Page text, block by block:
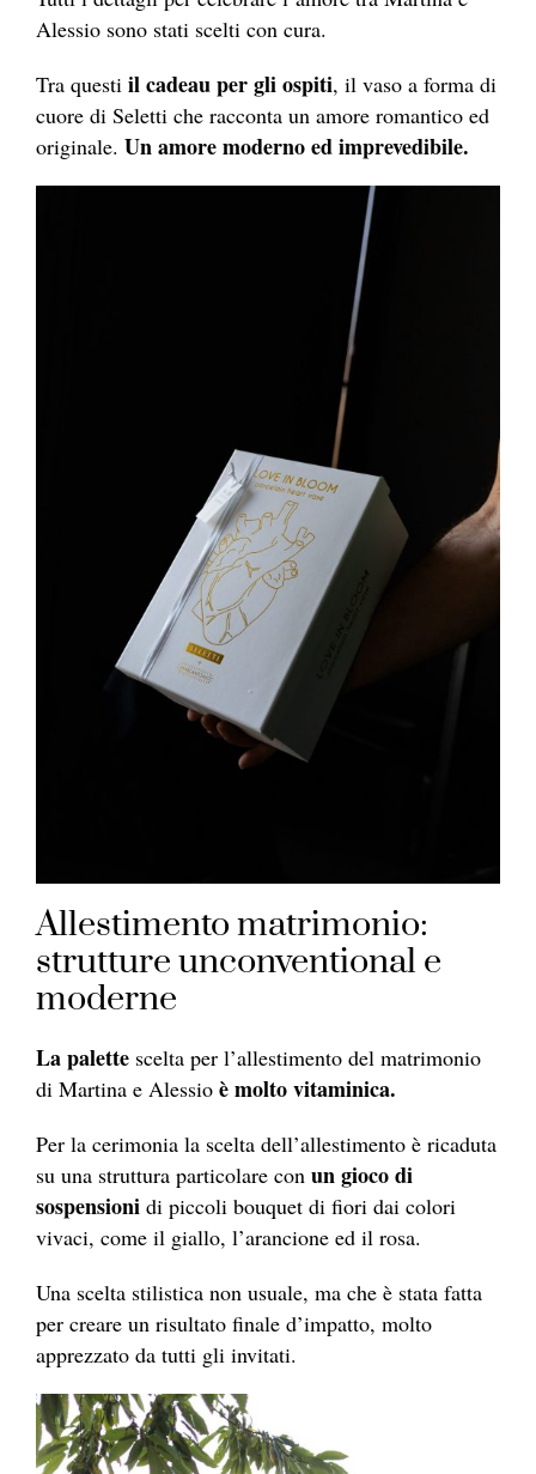
Alessio sono stati scelti con cura.
Tra questi il cadeau per gli ospiti, il vaso a forma di
cuore di Seletti che racconta un amore romantico ed
originale. Un amore moderno ed imprevedibile.
Allestimento matrimonio:
strutture unconventional e
moderne
La palette scelta per l’allestimento del matrimonio
di Martina e Alessio è molto vitaminica.
Per la cerimonia la scelta dell’allestimento è ricaduta
su una struttura particolare con un gioco di
sospensioni di piccoli bouquet di fiori dai colori
vivaci, come il giallo, l’arancione ed il rosa.
Una scelta stilistica non usuale, ma che è stata fatta
per creare un risultato finale d’impatto, molto
apprezzato da tutti gli invitati.